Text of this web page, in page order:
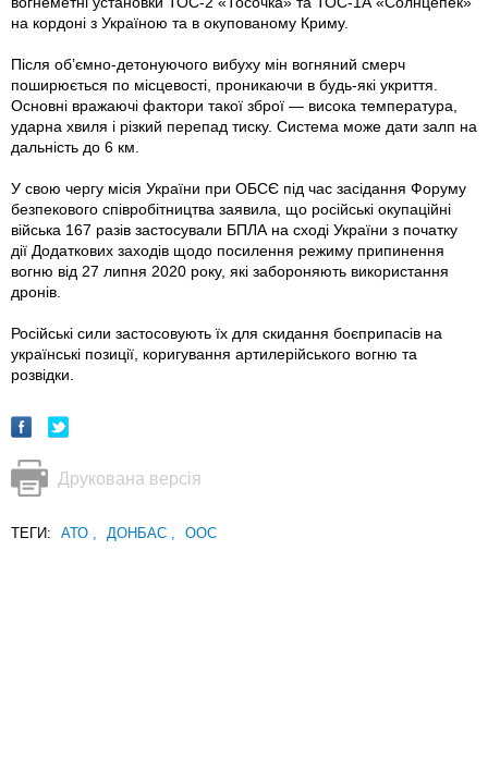
на кордоні з Україною та в окупованому Криму.
Після об’ємно-детонуючого вибуху мін вогняний смерч
поширюється по місцевості, проникаючи в будь-які укриття.
Основні вражаючі фактори такої зброї — висока температура,
ударна хвиля і різкий перепад тиску. Система може дати залп на
дальність до 6 км.
У свою чергу місія України при ОБСЄ під час засідання Форуму
безпекового співробітництва заявила, що російські окупаційні
війська 167 разів застосували БПЛА на сході України з початку
дії Додаткових заходів щодо посилення режиму припинення
вогню від 27 липня 2020 року, які забороняють використання
дронів.
Російські сили застосовують їх для скидання боєприпасів на
українські позиції, коригування артилерійського вогню та
розвідки.
Друкована версія
ТЕГИ: АТО , ДОНБАС , ООС